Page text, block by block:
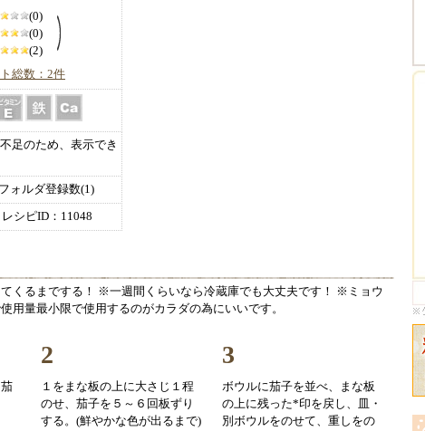
(0)
(0)
(2)
総数：2件
足のため、表示でき
ォルダ登録数(1)
レシピID：11048
くるまでする！ ※一週間くらいなら冷蔵庫でも大丈夫です！ ※ミョウ
用量最小限で使用するのがカラダの為にいいです。
2
１をまな板の上に大さじ１程
のせ、茄子を５～６回板ずり
する。(鮮やかな色が出るまで)
3
ボウルに茄子を並べ、まな板
の上に残った*印を戻し、皿・
別ボウルをのせて、重しをの